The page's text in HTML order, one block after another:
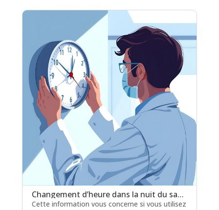
Changement d’heure dans la nuit du samedi 28 au dimanche 29 mars 2026
Cette information vous concerne si vous utilisez